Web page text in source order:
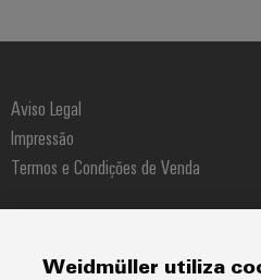
Aviso Legal
Impressão
Termos e Condições de Venda
Via do Oriente, Nº C Lote 5.02.03 |
Weidmüller utiliza